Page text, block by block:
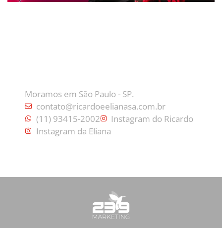
Moramos em São Paulo - SP.
contato@ricardoeelianasa.com.br
(11) 93415-2002
Instagram do Ricardo
Instagram da Eliana